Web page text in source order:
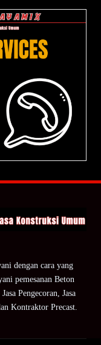
dengan cara yang
pemesanan Beton
Pengecoran, Jasa
Kontraktor Precast.